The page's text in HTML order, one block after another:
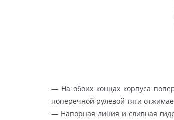
— На обоих концах корпуса
поперечной рулевой тяги
— Напорная линия и сливная